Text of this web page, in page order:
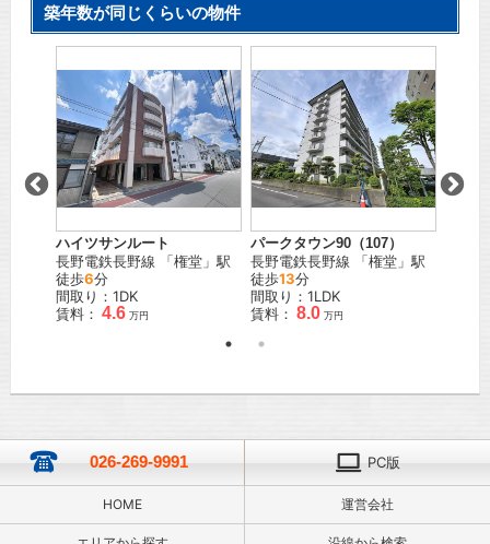
築年数が同じくらいの物件
ハイツサンルート
長野電鉄長野線 「権堂 」駅
徒歩6分
間取り：1DK
賃料： 4.6 万円
パークタウン90（107）
長野電鉄長野線 「権堂 」駅
徒歩13分
間取り：1LDK
賃料： 8.0 万円
026-269-9991 PC版
HOME 運営会社